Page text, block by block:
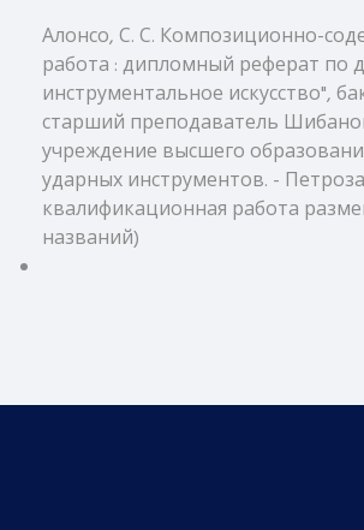
Алонсо, С. С. Композиционно-
работа : дипломный реферат по
инструментальное искусство",
старший преподаватель
учреждение высшего
ударных инструментов. -
квалификационная работа
названий)